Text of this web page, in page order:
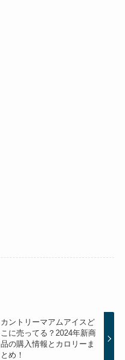
カントリーマアムアイスど
こに売ってる？2024年新商
品の購入情報とカロリーま
とめ！